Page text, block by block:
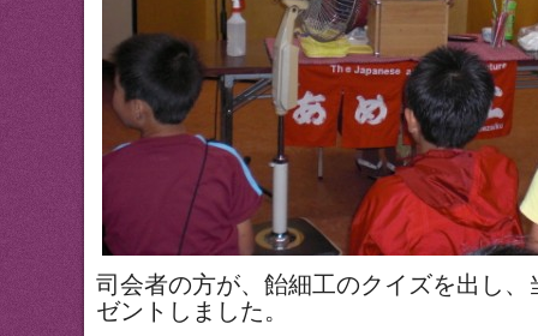
司会者の方が、飴細工のクイズを出し
ゼントしました。